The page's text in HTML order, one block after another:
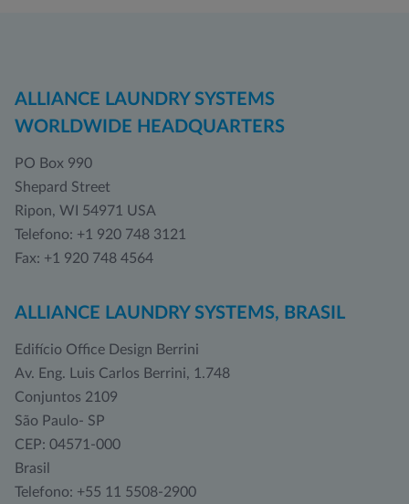
ALLIANCE LAUNDRY SYSTEMS
WORLDWIDE HEADQUARTERS
PO Box 990
Shepard Street
Ripon, WI 54971 USA
Telefono: +1 920 748 3121
Fax: +1 920 748 4564
ALLIANCE LAUNDRY SYSTEMS, BRASIL
Edifício Office Design Berrini
Av. Eng. Luis Carlos Berrini, 1.748
Conjuntos 2109
São Paulo- SP
CEP: 04571-000
Brasil
Telefono: +55 11 5508-2900